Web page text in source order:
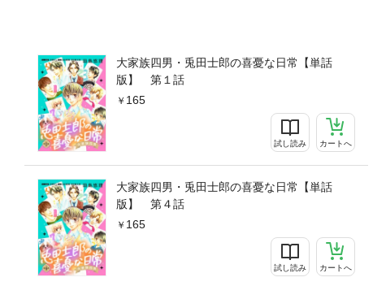
大家族四男・兎田士郎の喜憂な日常【単話
版】 第１話
165
試し読み カートへ
大家族四男・兎田士郎の喜憂な日常【単話
版】 第４話
165
試し読み カートへ